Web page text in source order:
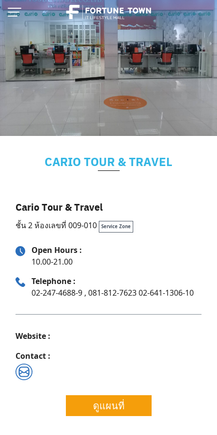
Skip
to
content
CARIO TOUR & TRAVEL
Cario Tour & Travel
ชั้น 2 ห้องเลขที่ 009-010 Service Zone
Open Hours :
10.00-21.00
Telephone :
02-247-4688-9 , 081-812-7623 02-641-1306-10
Website :
Contact :
ดูแผนที่